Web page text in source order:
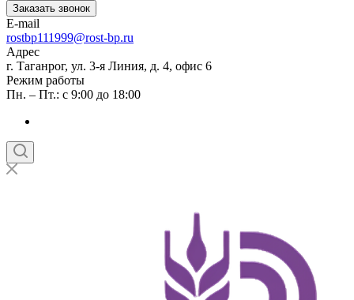
Заказать звонок
E-mail
rostbp111999@rost-bp.ru
Адрес
г. Таганрог, ул. 3-я Линия, д. 4, офис 6
Режим работы
Пн. – Пт.: с 9:00 до 18:00